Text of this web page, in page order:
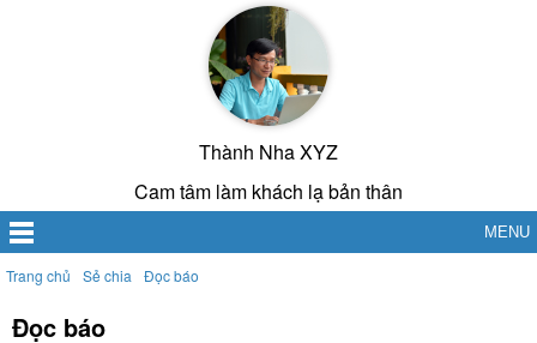
Thành Nha XYZ
Cam tâm làm khách lạ bản thân
MENU
Trang chủ Sẻ chia Đọc báo
Đọc báo